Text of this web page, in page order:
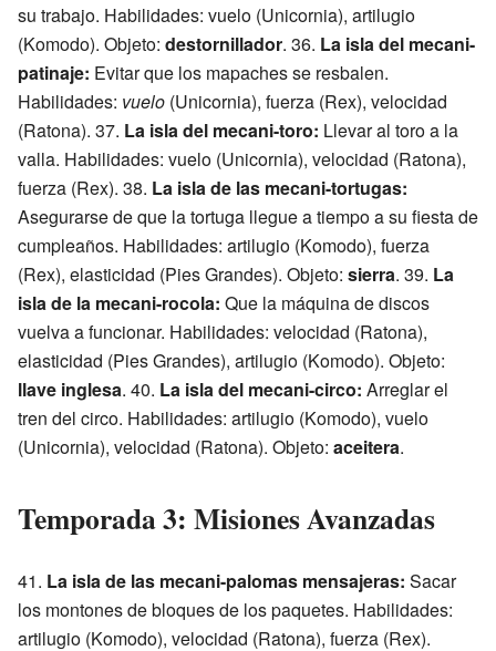
su trabajo. Habilidades: vuelo (Unicornia), artilugio
(Komodo). Objeto: destornillador. 36. La isla del mecani-
patinaje: Evitar que los mapaches se resbalen.
Habilidades: vuelo (Unicornia), fuerza (Rex), velocidad
(Ratona). 37. La isla del mecani-toro: Llevar al toro a la
valla. Habilidades: vuelo (Unicornia), velocidad (Ratona),
fuerza (Rex). 38. La isla de las mecani-tortugas:
Asegurarse de que la tortuga llegue a tiempo a su fiesta de
cumpleaños. Habilidades: artilugio (Komodo), fuerza
(Rex), elasticidad (Pies Grandes). Objeto: sierra. 39. La
isla de la mecani-rocola: Que la máquina de discos
vuelva a funcionar. Habilidades: velocidad (Ratona),
elasticidad (Pies Grandes), artilugio (Komodo). Objeto:
llave inglesa. 40. La isla del mecani-circo: Arreglar el
tren del circo. Habilidades: artilugio (Komodo), vuelo
(Unicornia), velocidad (Ratona). Objeto: aceitera.
Temporada 3: Misiones Avanzadas
41. La isla de las mecani-palomas mensajeras: Sacar
los montones de bloques de los paquetes. Habilidades:
artilugio (Komodo), velocidad (Ratona), fuerza (Rex).